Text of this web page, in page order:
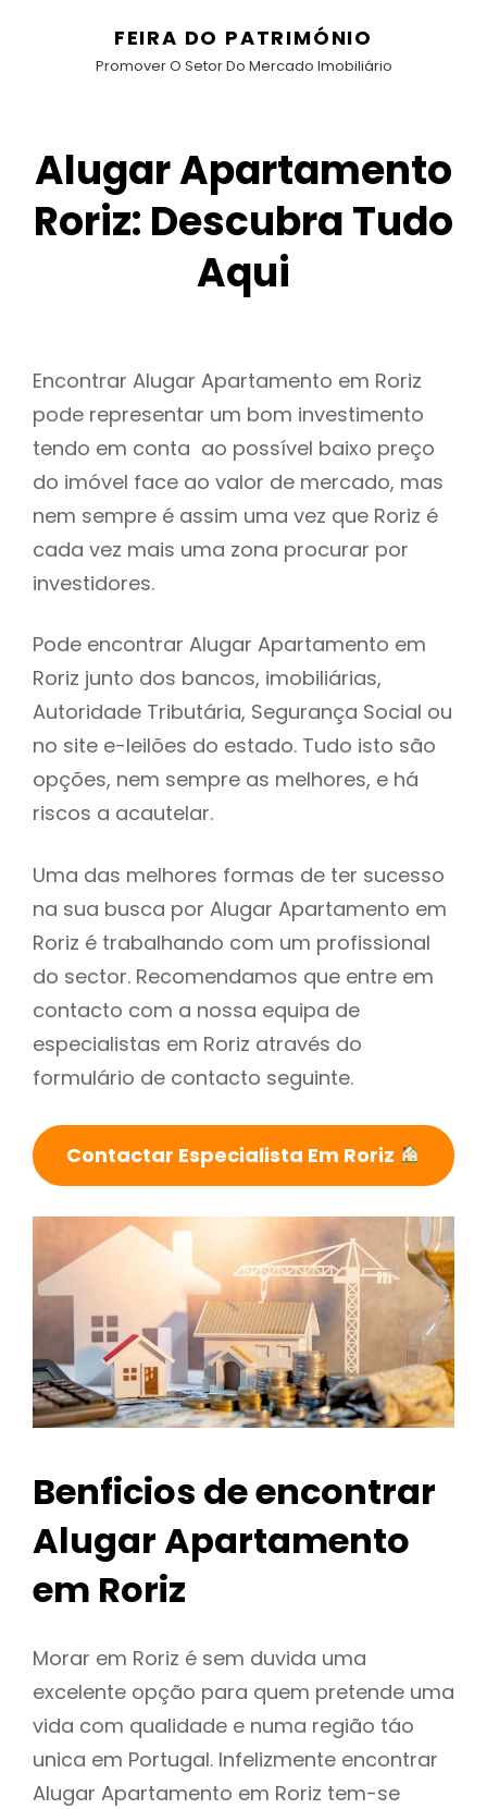
FEIRA DO PATRIMÓNIO
Promover O Setor Do Mercado Imobiliário
Alugar Apartamento
Roriz: Descubra Tudo
Aqui
Encontrar Alugar Apartamento em Roriz
pode representar um bom investimento
tendo em conta ao possível baixo preço
do imóvel face ao valor de mercado, mas
nem sempre é assim uma vez que Roriz é
cada vez mais uma zona procurar por
investidores.
Pode encontrar Alugar Apartamento em
Roriz junto dos bancos, imobiliárias,
Autoridade Tributária, Segurança Social ou
no site e-leilões do estado. Tudo isto são
opções, nem sempre as melhores, e há
riscos a acautelar.
Uma das melhores formas de ter sucesso
na sua busca por Alugar Apartamento em
Roriz é trabalhando com um profissional
do sector. Recomendamos que entre em
contacto com a nossa equipa de
especialistas em Roriz através do
formulário de contacto seguinte.
Contactar Especialista Em Roriz
Benficios de encontrar
Alugar Apartamento
em Roriz
Morar em Roriz é sem duvida uma
excelente opção para quem pretende uma
vida com qualidade e numa região táo
unica em Portugal. Infelizmente encontrar
Alugar Apartamento em Roriz tem-se